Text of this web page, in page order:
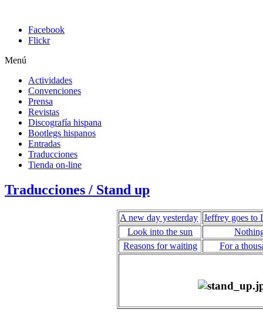
Facebook
Flickr
Menú
Actividades
Convenciones
Prensa
Revistas
Discografía hispana
Bootlegs hispanos
Entradas
Traducciones
Tienda on-line
Traducciones / Stand up
A new day yesterday
Jeffrey goes to
Look into the sun
Reasons for waiting
For a